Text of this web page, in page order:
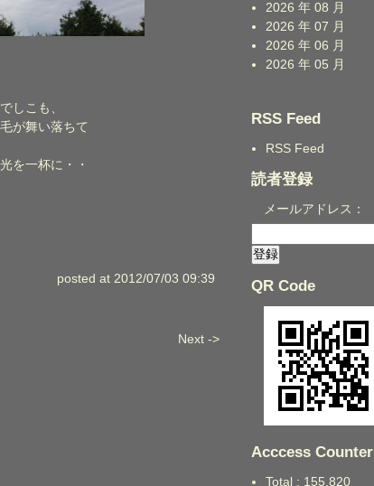
しこも、
が舞い落ちて
を一杯に・・
posted at 2012/07/03 09:39
Next ->
2026 年 08 月
2026 年 07 月
2026 年 06 月
2026 年 05 月
RSS Feed
RSS Feed
読者登録
メールアドレス：
QR Code
Acccess Counter
Total : 155,820